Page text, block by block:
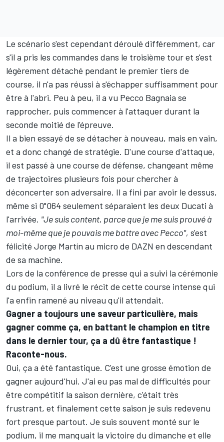
Le scénario s'est cependant déroulé différemment, car
s'il a pris les commandes dans le troisième tour et s'est
légèrement détaché pendant le premier tiers de
course, il n'a pas réussi à s'échapper suffisamment pour
être à l'abri. Peu à peu, il a vu Pecco Bagnaia se
rapprocher, puis commencer à l'attaquer durant la
seconde moitié de l'épreuve.
Il a bien essayé de se détacher à nouveau, mais en vain,
et a donc changé de stratégie. D'une course d'attaque,
il est passé à une course de défense, changeant même
de trajectoires plusieurs fois pour chercher à
déconcerter son adversaire. Il a fini par avoir le dessus,
même si 0"064 seulement séparaient les deux Ducati à
l'arrivée. "Je suis content, parce que je me suis prouvé à
moi-même que je pouvais me battre avec Pecco", s'est
félicité Jorge Martín au micro de DAZN en descendant
de sa machine.
Lors de la conférence de presse qui a suivi la cérémonie
du podium, il a livré le récit de cette course intense qui
l'a enfin ramené au niveau qu'il attendait.
Gagner a toujours une saveur particulière, mais
gagner comme ça, en battant le champion en titre
dans le dernier tour, ça a dû être fantastique !
Raconte-nous.
Oui, ça a été fantastique. C'est une grosse émotion de
gagner aujourd'hui. J'ai eu pas mal de difficultés pour
être compétitif la saison dernière, c'était très
frustrant, et finalement cette saison je suis redevenu
fort presque partout. Je suis souvent monté sur le
podium, il me manquait la victoire du dimanche et elle